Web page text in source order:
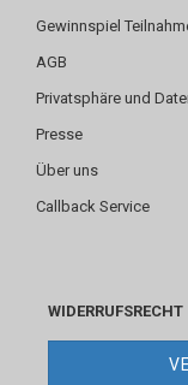
Gewinnspiel
AGB
Privatsphäre und
Presse
Über uns
Callback Service
WIDERRUFSRECHT